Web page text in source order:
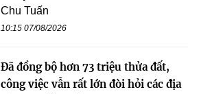
Chu Tuấn
10:15 07/08/2026
Đã đồng bộ hơn 73 triệu thửa đất,
công việc vẫn rất lớn đòi hỏi các địa